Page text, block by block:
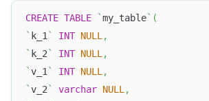
CREATE TABLE `my_table` (
` k_1 ` INT NULL ,
` k_2 ` INT NULL ,
`v_1 ` INT NULL ,
`v_2 ` varchar NULL ,